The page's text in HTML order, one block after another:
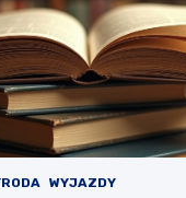
WYJAZDY